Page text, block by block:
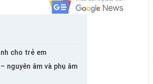
cho trẻ em
nguyên âm và phụ âm